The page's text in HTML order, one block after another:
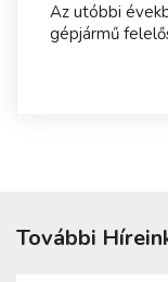
Az utóbbi
gépjármű
További